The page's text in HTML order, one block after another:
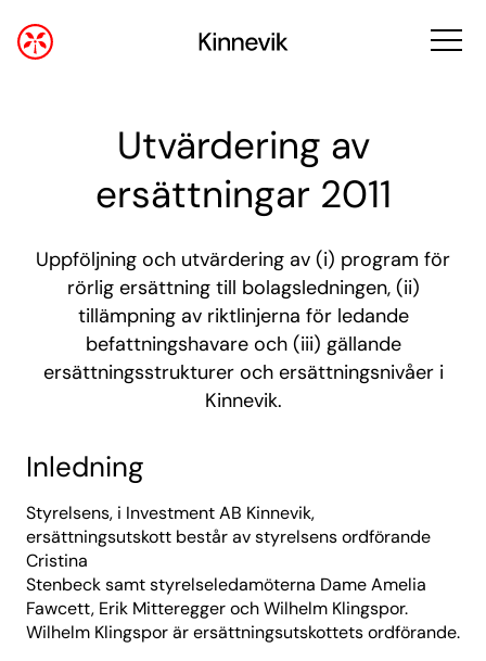
Utvärdering av
ersättningar 2011
Uppföljning och utvärdering av (i) program för
rörlig ersättning till bolagsledningen, (ii)
tillämpning av riktlinjerna för ledande
befattningshavare och (iii) gällande
ersättningsstrukturer och ersättningsnivåer i
Kinnevik.
Inledning
Styrelsens, i Investment AB Kinnevik,
ersättningsutskott består av styrelsens ordförande
Cristina
Stenbeck samt styrelseledamöterna Dame Amelia
Fawcett, Erik Mitteregger och Wilhelm Klingspor.
Wilhelm Klingspor är ersättningsutskottets ordförande.